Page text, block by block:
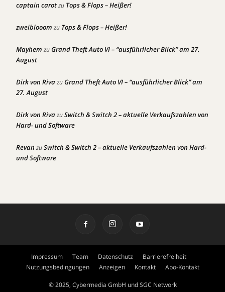
captain carotzu Tops & Flops – Heißer!
zweiblooom zu Tops & Flops – Heißer!
Mayhem zuGrand Theft Auto VI – “ausführlicher Blick” am 27.
August
Dirk von RivazuGrand Theft Auto VI – “ausführlicher Blick” am
27. August
Dirk von RivazuSwitch & Switch 2 – aktuelle Verkaufszahlen von
Hard- und Software
Revan zuSwitch & Switch 2 – aktuelle Verkaufszahlen von Hard-
und Software
Impressum Team Datenschutz
Barrierefreiheit
Nutzungsbedingungen
Anzeigen Kontakt Abo-Kontakt
© 2025, Cybermedia GmbH und SGC Network